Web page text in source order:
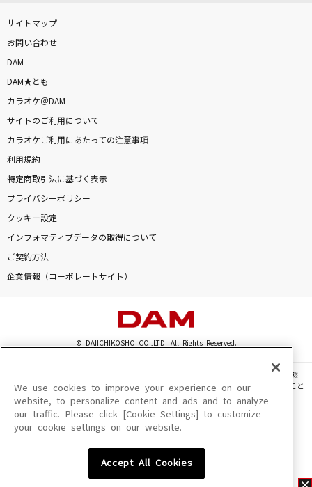
サイトマップ
お問い合わせ
DAM
DAM★とも
カラオケ＠DAM
サイトのご利用について
カラオケご利用にあたっての注意事項
利用規約
特定商取引法に基づく表示
プライバシーポリシー
クッキー設定
インフォマティブデータの取得について
ご契約方法
企業情報（コーポレートサイト）
© DAIICHIKOSHO CO.,LTD. All Rights Reserved.
このサイトに掲載されている一切の文章・画像・写真・動画・音声等を、手段や形態
を問わず、著作権法の定める範囲を超えて無断で複製、転載、ファイル化などすること
を禁じます。
楽曲及びコンテンツは、機種によりご利用いただけない場合があります。
楽曲及びコンテンツの配信日、配信内容が変更になる場合があります。
We use cookies to improve your experience on our
website, to personalize content and ads and to analyze
our traffic. Please click [Cookie Settings] to customize
your cookie settings on our website.
Accept All Cookies